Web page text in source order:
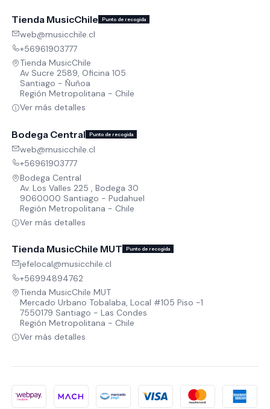
Tienda MusicChile Punto de recogida
web@musicchile.cl
+56961903777
Tienda MusicChile
Av Sucre 2589, Oficina 105
Santiago - Ñuñoa
Región Metropolitana - Chile
Ver más detalles
Bodega Central Punto de recogida
web@musicchile.cl
+56961903777
Bodega Central
Av. Los Valles 225 , Bodega 30
9060000 Santiago - Pudahuel
Región Metropolitana - Chile
Ver más detalles
Tienda MusicChile MUT Punto de recogida
jefelocal@musicchile.cl
+56994894762
Tienda MusicChile MUT
Mercado Urbano Tobalaba, Local #105 Piso -1
7550179 Santiago - Las Condes
Región Metropolitana - Chile
Ver más detalles